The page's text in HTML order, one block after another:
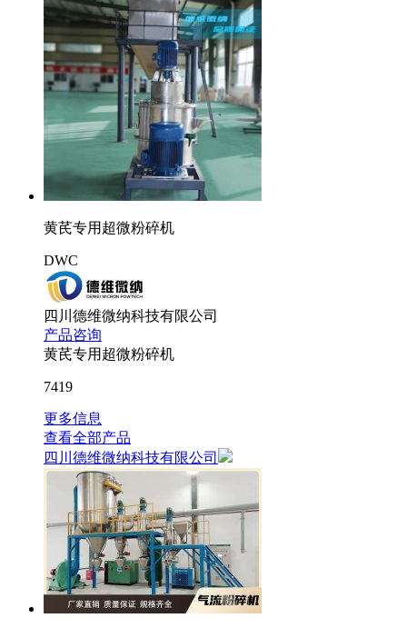
黄芪专用超微粉碎机
DWC
四川德维微纳科技有限公司
产品咨询
黄芪专用超微粉碎机
7419
更多信息
查看全部产品
四川德维微纳科技有限公司